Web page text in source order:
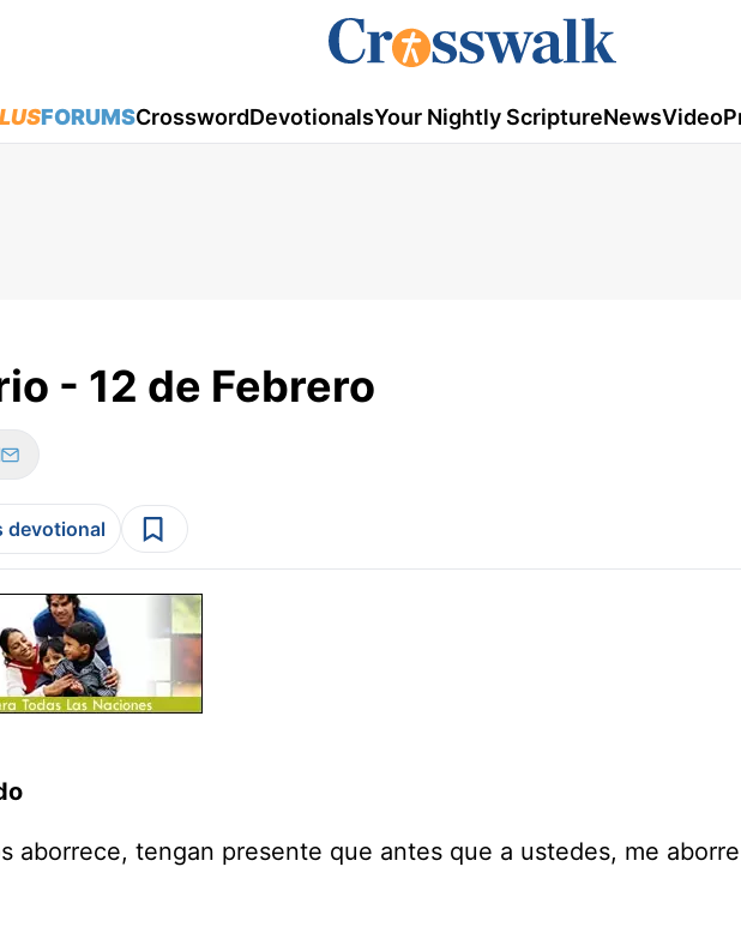
FORUMSCrosswordDevotionalsYour Nightly ScriptureNewsVideo
- 12 de Febrero
devotional
aborrece, tengan presente que antes que a ustedes, me